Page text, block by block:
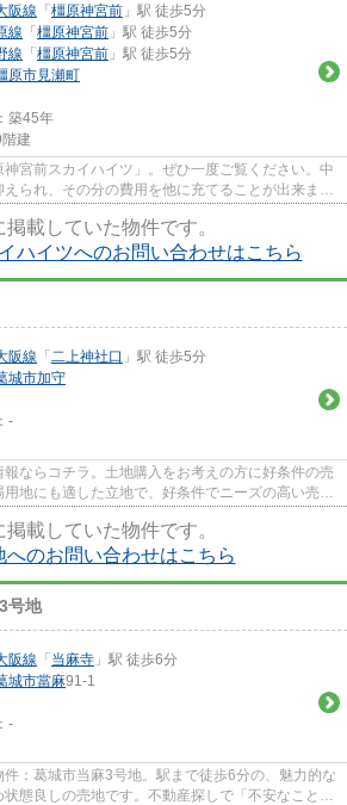
阪線 「 橿原神宮前 」駅 徒歩5分
線 「 橿原神宮前 」駅 徒歩5分
線 「 橿原神宮前 」駅 徒歩5分
原市見瀬町
築45年
建
宮前スカイハイツ」。ぜひ一度ご覧ください。中
られ、その分の費用を他に充てることが出来ま
掲載していた物件です。
ハイツへのお問い合わせはこちら
阪線 「 二上神社口 」駅 徒歩5分
城市加守
-
ならコチラ。土地購入をお考えの方に好条件の売
地にも適した立地で、好条件でニーズの高い売地
掲載していた物件です。
へのお問い合わせはこちら
号地
阪線 「 当麻寺 」駅 徒歩6分
城市當麻91-1
-
：葛城市当麻3号地。駅まで徒歩6分の、魅力的な
態良しの売地です。不動産探しで「不安なこと」